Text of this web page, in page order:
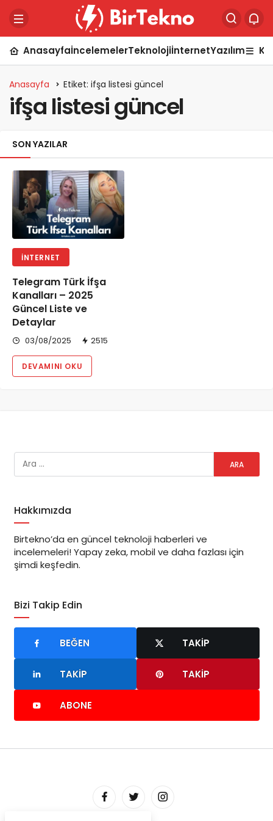
AnasayfaİncelemelerTeknolojiİnternetYazılım
Anasayfa Etiket: ifşa listesi güncel
ifşa listesi güncel
SON YAZILAR
İNTERNET
Telegram Türk İfşa
Kanalları – 2025
Güncel Liste ve
Detaylar
03/08/2025 2515
DEVAMINI OKU
Hakkımızda
Birtekno’da en güncel teknoloji haberleri ve
incelemeleri! Yapay zeka, mobil ve daha fazlası için
şimdi keşfedin.
Bizi Takip Edin
BEĞEN TAKIP
TAKIP TAKIP
ABONE